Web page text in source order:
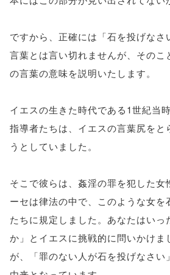
ですから、正確には「石を投げなさ
言葉とは言い切れませんが、そのこ
の言葉の意味を説明いたします。
イエスの生きた時代である1世紀当
指導者たちは、イエスの言葉尻をと
うとしていました。
そこで彼らは、姦淫の罪を犯した女
ーセは律法の中で、このような女を
たちに規定しました。あなたはいっ
か」とイエスに挑戦的に問いかけま
が、「罪のない人が石を投げなさい